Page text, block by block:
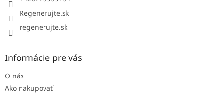
Regenerujte.sk
regenerujte.sk
Informácie pre vás
O nás
Ako nakupovať